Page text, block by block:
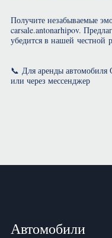
Получите незабываемые
carsale.antonarhipov.
убедится в нашей честной
📞 Для аренды автомобиля
или через мессенджер
Автомобили